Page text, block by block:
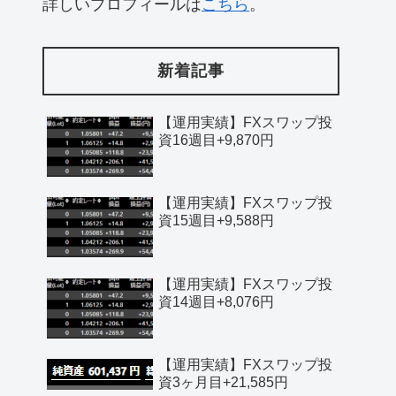
詳しいプロフィールはこちら 。
新着記事
【運用実績】FXスワップ投
資16週目+9,870円
【運用実績】FXスワップ投
資15週目+9,588円
【運用実績】FXスワップ投
資14週目+8,076円
【運用実績】FXスワップ投
資3ヶ月目+21,585円